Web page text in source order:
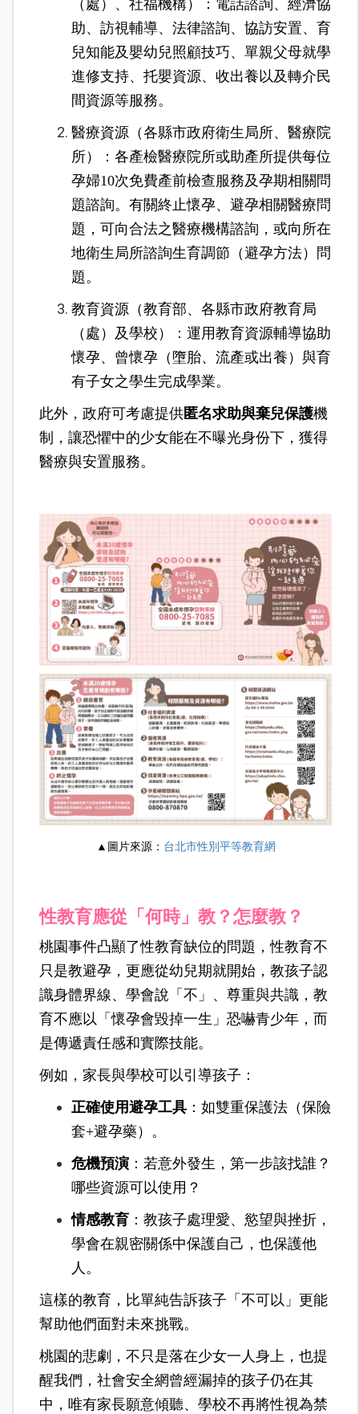
（處）、社福機構）：電話諮詢、經濟協
助、訪視輔導、法律諮詢、協訪安置、育
兒知能及嬰幼兒照顧技巧、單親父母就學
進修支持、托嬰資源、收出養以及轉介民
間資源等服務。
醫療資源（各縣市政府衛生局所、醫療院
所）：各產檢醫療院所或助產所提供每位
孕婦10次免費產前檢查服務及孕期相關問
題諮詢。有關終止懷孕、避孕相關醫療問
題，可向合法之醫療機構諮詢，或向所在
地衛生局所諮詢生育調節（避孕方法）問
題。
教育資源（教育部、各縣市政府教育局
（處）及學校）：運用教育資源輔導協助
懷孕、曾懷孕（墮胎、流產或出養）與育
有子女之學生完成學業。
此外，政府可考慮提供匿名求助與棄兒保護機
制，讓恐懼中的少女能在不曝光身份下，獲得
醫療與安置服務。
▲圖片來源： 台北市性別平等教育網
性教育應從「何時」教？怎麼教？
桃園事件凸顯了性教育缺位的問題，性教育不
只是教避孕，更應從幼兒期就開始，教孩子認
識身體界線、學會說「不」、尊重與共識，教
育不應以「懷孕會毀掉一生」恐嚇青少年，而
是傳遞責任感和實際技能。
例如，家長與學校可以引導孩子：
正確使用避孕工具 ：如雙重保護法（保險
套+避孕藥）。
危機預演 ：若意外發生，第一步該找誰？
哪些資源可以使用？
情感教育 ：教孩子處理愛、慾望與挫折，
學會在親密關係中保護自己，也保護他
人。
這樣的教育，比單純告訴孩子「不可以」更能
幫助他們面對未來挑戰。
桃園的悲劇，不只是落在少女一人身上，也提
醒我們，社會安全網曾經漏掉的孩子仍在其
中，唯有家長願意傾聽、學校不再將性視為禁